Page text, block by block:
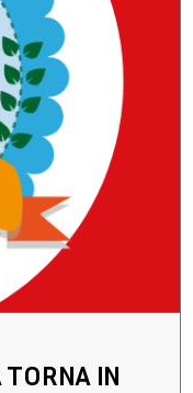
TORNA IN